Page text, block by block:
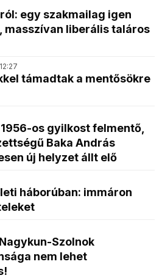
egy szakmailag igen
masszívan liberális taláros
támadtak a mentősökre
os gyilkost felmentő,
Baka András
új helyzet állt elő
háborúban: immáron
Szolnok
nem lehet